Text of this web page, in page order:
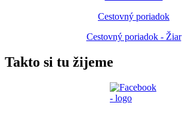
Cestovný poriadok
Cestovný poriadok - Žiar
Takto si tu žijeme